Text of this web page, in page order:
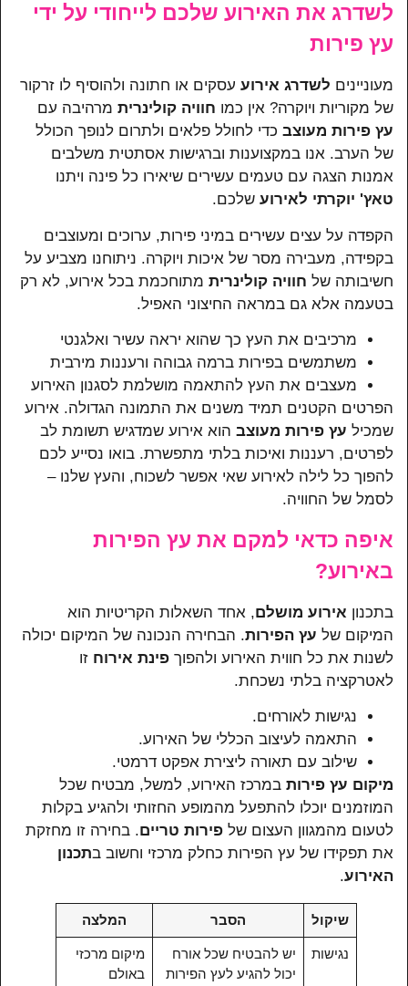
לשדרג את האירוע שלכם לייחודי על ידי
עץ פירות
מעוניינים לשדרג אירוע עסקים או חתונה ולהוסיף לו זרקור
של מקוריות ויוקרה? אין כמו חוויה קולינרית מרהיבה עם
עץ פירות מעוצב כדי לחולל פלאים ולתרום לנופך הכולל
של הערב. אנו במקצוענות וברגישות אסתטית משלבים
אמנות הצגה עם טעמים עשירים שיאירו כל פינה ויתנו
טאץ' יוקרתי לאירוע שלכם.
הקפדה על עצים עשירים במיני פירות, ערוכים ומעוצבים
בקפידה, מעבירה מסר של איכות ויוקרה. ניתוחנו מצביע על
חשיבותה של חוויה קולינרית מתוחכמת בכל אירוע, לא רק
בטעמה אלא גם במראה החיצוני האפיל.
מרכיבים את העץ כך שהוא יראה עשיר ואלגנטי
משתמשים בפירות ברמה גבוהה ורעננות מירבית
מעצבים את העץ להתאמה מושלמת לסגנון האירוע
הפרטים הקטנים תמיד משנים את התמונה הגדולה. אירוע
שמכיל עץ פירות מעוצב הוא אירוע שמדגיש תשומת לב
לפרטים, רעננות ואיכות בלתי מתפשרת. בואו נסייע לכם
להפוך כל לילה לאירוע שאי אפשר לשכוח, והעץ שלנו –
לסמל של החוויה.
איפה כדאי למקם את עץ הפירות
באירוע?
בתכנון אירוע מושלם, אחד השאלות הקריטיות הוא
המיקום של עץ הפירות. הבחירה הנכונה של המיקום יכולה
לשנות את כל חווית האירוע ולהפוך פינת אירוח זו
לאטרקציה בלתי נשכחת.
נגישות לאורחים.
התאמה לעיצוב הכללי של האירוע.
שילוב עם תאורה ליצירת אפקט דרמטי.
מיקום עץ פירות במרכז האירוע, למשל, מבטיח שכל
המוזמנים יוכלו להתפעל מהמופע החזותי ולהגיע בקלות
לטעום מהמגוון העצום של פירות טריים. בחירה זו מחזקת
את תפקידו של עץ הפירות כחלק מרכזי וחשוב בתכנון
האירוע.
שיקול הסבר המלצה
נגישות
יש להבטיח שכל אורח
יכול להגיע לעץ הפירות
מיקום מרכזי
באולם